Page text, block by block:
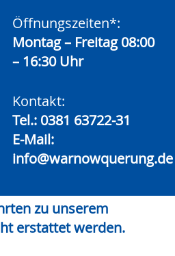
Öffnungszeiten*:
Montag – Freitag 08:00
– 16:30 Uhr
Kontakt:
Tel.: 0381 63722-31
E-Mail:
info@warnowquerung.de
zu unserem
erstattet werden.